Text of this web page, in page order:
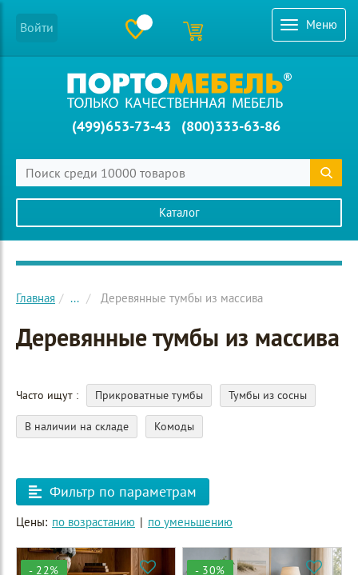
Меню
Войти
(499)653-73-43 (800)333-63-86
Каталог
Главное меню сайта
Главная ... Деревянные тумбы из массива
Деревянные тумбы из массива
Часто ищут Прикроватные тумбы Тумбы из сосны
В наличии на складе Комоды
Фильтр по параметрам
Цены: по возрастанию | по уменьшению
- 22% - 30%